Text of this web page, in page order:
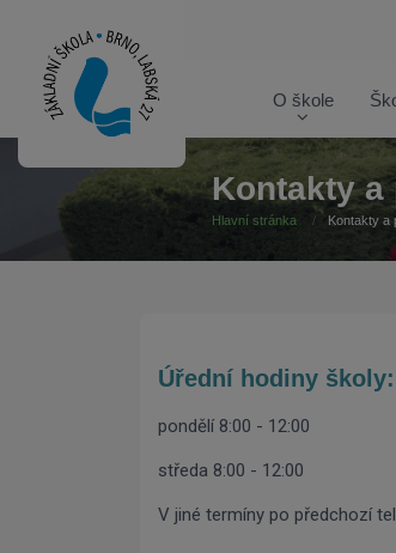
O škole
Kontakty a
Hlavní stránka Kontakty a
Úřední hodiny školy:
pondělí 8:00 - 12:00
středa 8:00 - 12:00
V jiné termíny po předchozí